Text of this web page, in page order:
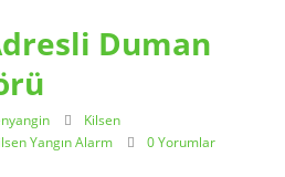
Duman
Kilsen
Yangın Alarm 0 Yorumlar